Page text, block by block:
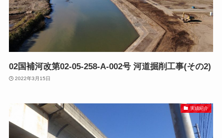
02国補河改第02-05-258-A-002号 河道掘削工事(その2)
2022年3月15日
実績紹介